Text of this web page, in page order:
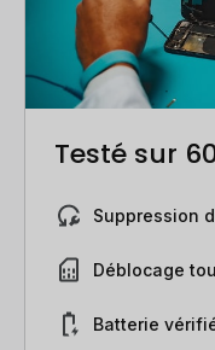
Testé sur
Suppression
Déblocage
Batterie